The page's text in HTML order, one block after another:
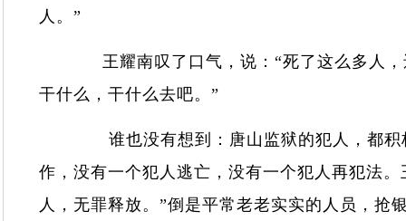
人。”
王耀南叹了口气，说：“死了这么多人，
干什么，干什么去吧。”
谁也没有想到：唐山监狱的犯人，都积
作，没有一个犯人逃亡，没有一个犯人再犯法
人，无罪释放。”倒是平常老老实实的人员，抢